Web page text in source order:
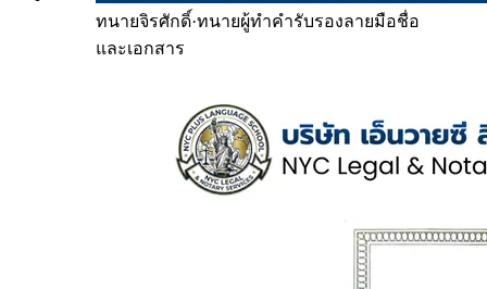
ทนายจิรศักดิ์·ทนายผู้ทำคำรับรองลายมือชื่อ
และเอกสาร